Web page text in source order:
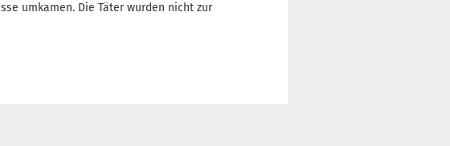
umkamen. Die Täter wurden nicht zur